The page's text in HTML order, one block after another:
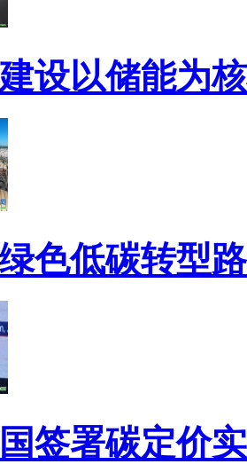
设以储能为
色低碳转型路
签署碳定价